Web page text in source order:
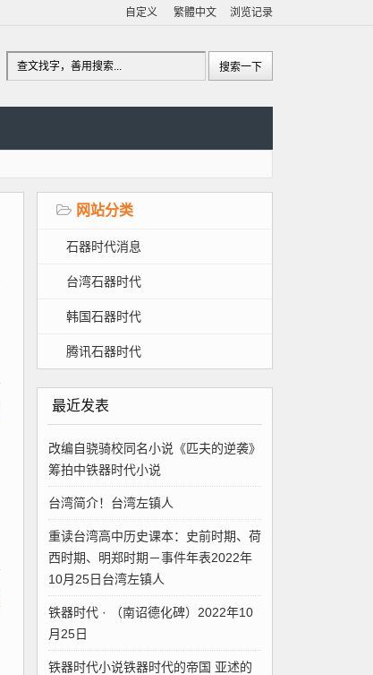
自定义 繁體中文 浏览记录
网站分类
石器时代消息
台湾石器时代
韩国石器时代
腾讯石器时代
最近发表
改编自骁骑校同名小说《匹夫的逆袭》
筹拍中铁器时代小说
台湾简介！台湾左镇人
重读台湾高中历史课本：史前时期、荷
西时期、明郑时期－事件年表2022年
10月25日台湾左镇人
铁器时代 · （南诏德化碑）2022年10
月25日
铁器时代小说铁器时代的帝国 亚述的